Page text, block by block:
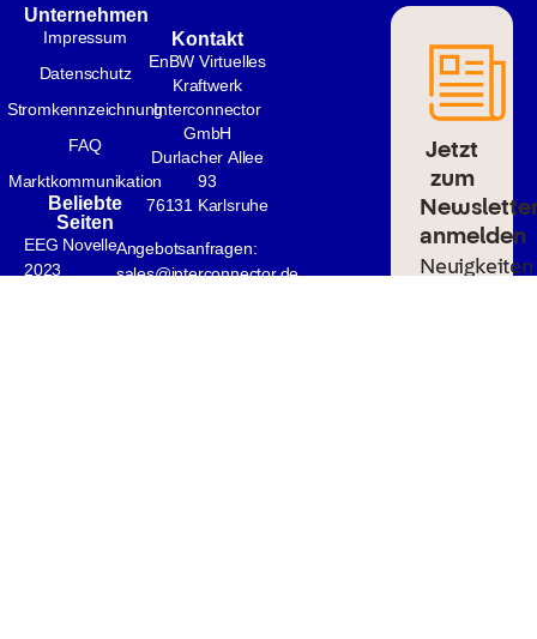
Unternehmen
Impressum
Datenschutz
Stromkennzeichnung
FAQ
Marktkommunikation
Beliebte
Seiten
EEG Novelle
2023
Kontakt
EnBW Virtuelles
Kraftwerk
Interconnector
GmbH
Durlacher Allee
93
76131 Karlsruhe
Angebotsanfragen:
sales@interconnector.de
Jetzt
zum
anmelden
Neuigkeiten